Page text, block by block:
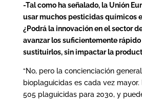
-Tal como ha señalado, la Unión
usar muchos pesticidas químicos
¿Podrá la innovación en el sector
avanzar los suficientemente
sustituirlos, sin impactar la
“No, pero la concienciación
bioplaguicidas es cada vez mayor.
505 plaguicidas para 2030, y